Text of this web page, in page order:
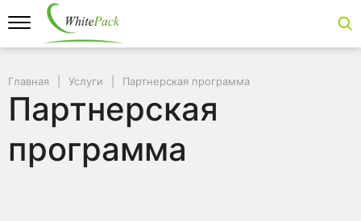
Главная Услуги Партнерская программа
Партнерская
программа